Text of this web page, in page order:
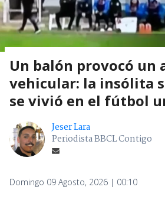
Un balón provocó un
vehicular: la insólita
se vivió en el fútbol
Jeser Lara
Periodista BBCL Contigo
Domingo 09 Agosto, 2026 | 00:10